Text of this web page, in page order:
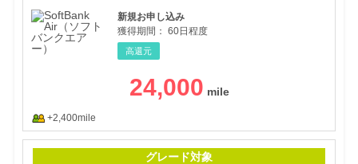
新規お申し込み
獲得期間： 60日程度
高還元
24,000
+2,400mile
グレード対象